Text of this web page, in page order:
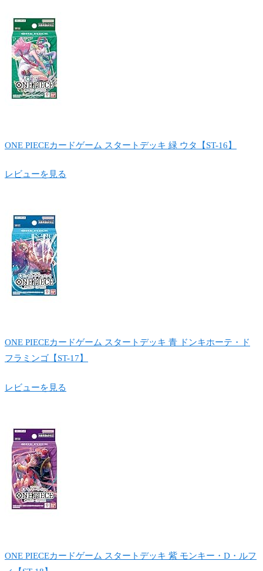
ONE PIECEカードゲーム スタートデッキ 緑 ウタ【ST-16】
レビューを見る
ONE PIECEカードゲーム スタートデッキ 青 ドンキホーテ・ド
フラミンゴ【ST-17】
レビューを見る
ONE PIECEカードゲーム スタートデッキ 紫 モンキー・D・ルフ